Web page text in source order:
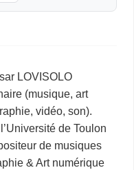
LOVISOLO
(musique, art
vidéo, son).
de Toulon
de musiques
& Art numérique